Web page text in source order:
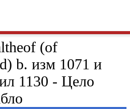
(of
b. изм 1071 и
1130 - Цело